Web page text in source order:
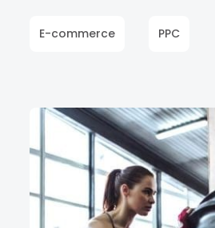
E-commerce PPC